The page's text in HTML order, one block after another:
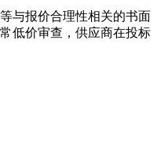
与报价合理性相关的书面
低价审查，供应商在投标